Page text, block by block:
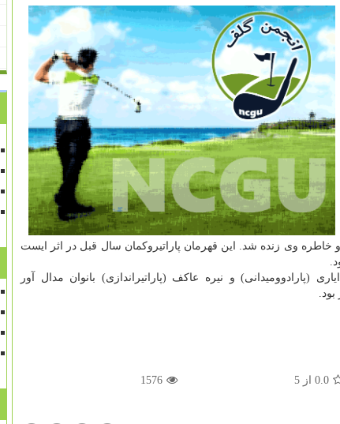
وی زنده شد. این قهرمان پاراتیروکمان سال قبل در اثر ایست
(پارادوومیدانی) و نیره عاکف (پاراتیراندازی) بانوان مدال آور
0.0 از5
1576